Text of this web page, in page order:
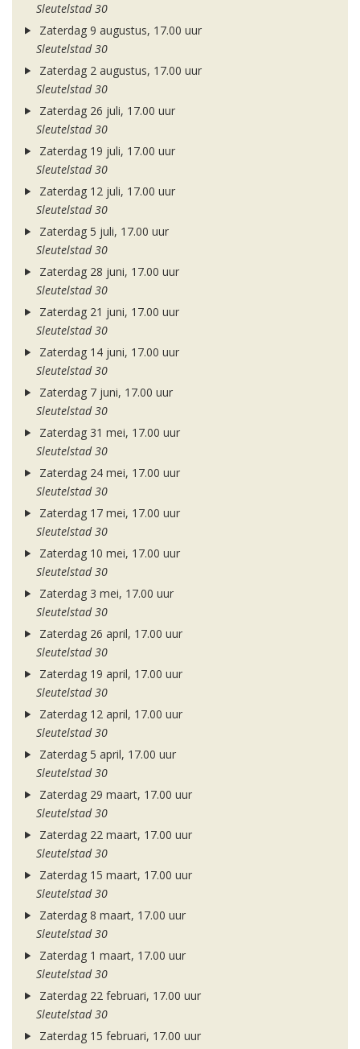
Sleutelstad 30
Zaterdag 9 augustus, 17.00 uur
Sleutelstad 30
Zaterdag 2 augustus, 17.00 uur
Sleutelstad 30
Zaterdag 26 juli, 17.00 uur
Sleutelstad 30
Zaterdag 19 juli, 17.00 uur
Sleutelstad 30
Zaterdag 12 juli, 17.00 uur
Sleutelstad 30
Zaterdag 5 juli, 17.00 uur
Sleutelstad 30
Zaterdag 28 juni, 17.00 uur
Sleutelstad 30
Zaterdag 21 juni, 17.00 uur
Sleutelstad 30
Zaterdag 14 juni, 17.00 uur
Sleutelstad 30
Zaterdag 7 juni, 17.00 uur
Sleutelstad 30
Zaterdag 31 mei, 17.00 uur
Sleutelstad 30
Zaterdag 24 mei, 17.00 uur
Sleutelstad 30
Zaterdag 17 mei, 17.00 uur
Sleutelstad 30
Zaterdag 10 mei, 17.00 uur
Sleutelstad 30
Zaterdag 3 mei, 17.00 uur
Sleutelstad 30
Zaterdag 26 april, 17.00 uur
Sleutelstad 30
Zaterdag 19 april, 17.00 uur
Sleutelstad 30
Zaterdag 12 april, 17.00 uur
Sleutelstad 30
Zaterdag 5 april, 17.00 uur
Sleutelstad 30
Zaterdag 29 maart, 17.00 uur
Sleutelstad 30
Zaterdag 22 maart, 17.00 uur
Sleutelstad 30
Zaterdag 15 maart, 17.00 uur
Sleutelstad 30
Zaterdag 8 maart, 17.00 uur
Sleutelstad 30
Zaterdag 1 maart, 17.00 uur
Sleutelstad 30
Zaterdag 22 februari, 17.00 uur
Sleutelstad 30
Zaterdag 15 februari, 17.00 uur